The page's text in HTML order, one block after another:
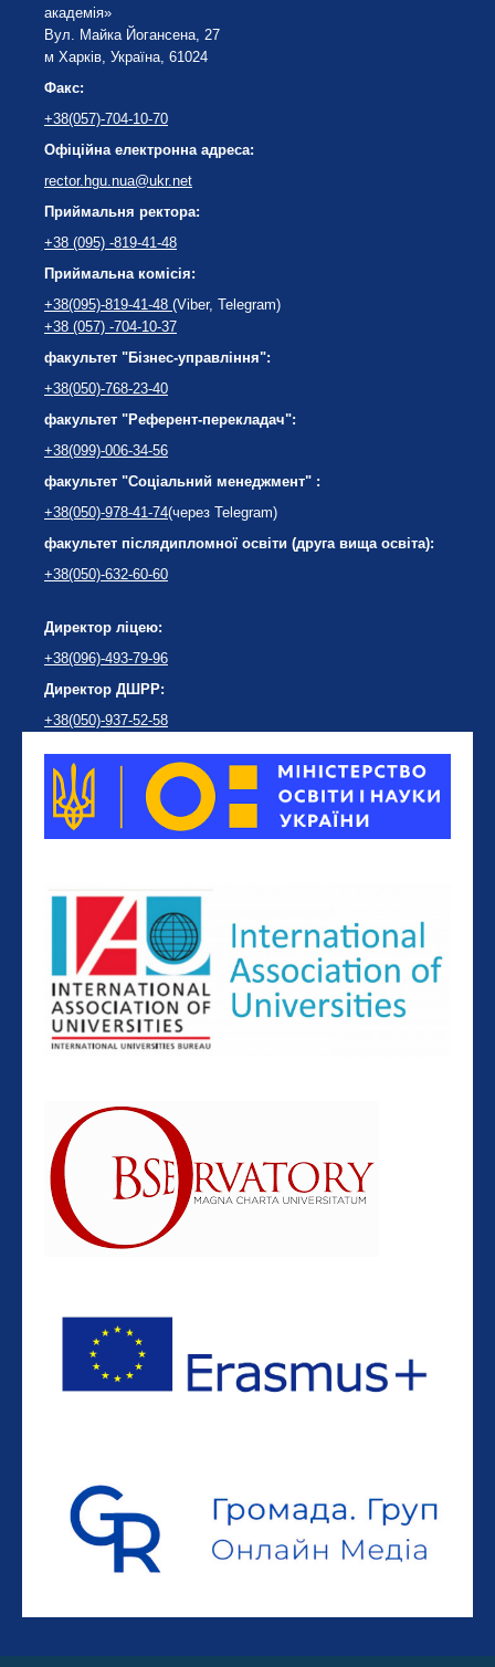
академія»
Вул. Майка Йогансена, 27
м Харків, Україна, 61024
Факс:
+38(057)-704-10-70
Офіційна електронна адреса:
rector.hgu.nua@ukr.net
Приймальня ректора:
+38 (095) -819-41-48
Приймальна комісія:
+38(095)-819-41-48 (Viber, Telegram)
+38 (057) -704-10-37
факультет "Бізнес-управління":
+38(050)-768-23-40
факультет "Референт-перекладач":
+38(099)-006-34-56
факультет "Соціальний менеджмент" :
+38(050)-978-41-74(через Telegram)
факультет післядипломної освіти (друга вища освіта):
+38(050)-632-60-60
Директор ліцею:
+38(096)-493-79-96
Директор ДШРР:
+38(050)-937-52-58